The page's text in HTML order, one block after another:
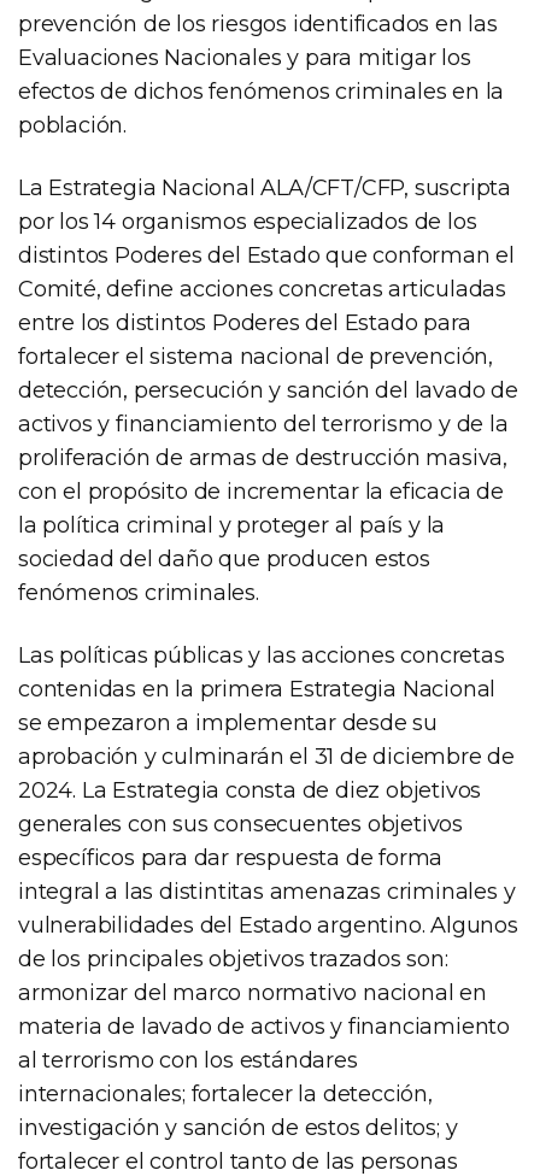
prevención de los riesgos identificados en las
Evaluaciones Nacionales y para mitigar los
efectos de dichos fenómenos criminales en la
población.
La Estrategia Nacional ALA/CFT/CFP, suscripta
por los 14 organismos especializados de los
distintos Poderes del Estado que conforman el
Comité, define acciones concretas articuladas
entre los distintos Poderes del Estado para
fortalecer el sistema nacional de prevención,
detección, persecución y sanción del lavado de
activos y financiamiento del terrorismo y de la
proliferación de armas de destrucción masiva,
con el propósito de incrementar la eficacia de
la política criminal y proteger al país y la
sociedad del daño que producen estos
fenómenos criminales.
Las políticas públicas y las acciones concretas
contenidas en la primera Estrategia Nacional
se empezaron a implementar desde su
aprobación y culminarán el 31 de diciembre de
2024. La Estrategia consta de diez objetivos
generales con sus consecuentes objetivos
específicos para dar respuesta de forma
integral a las distintitas amenazas criminales y
vulnerabilidades del Estado argentino. Algunos
de los principales objetivos trazados son:
armonizar del marco normativo nacional en
materia de lavado de activos y financiamiento
al terrorismo con los estándares
internacionales; fortalecer la detección,
investigación y sanción de estos delitos; y
fortalecer el control tanto de las personas